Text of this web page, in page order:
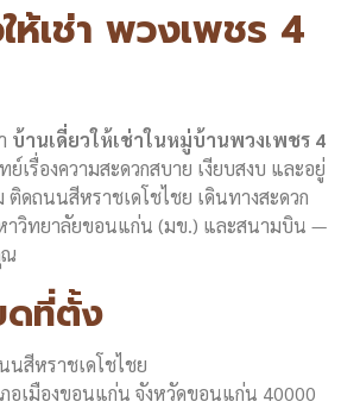
ห้เช่า พวงเพชร 4
บ้านเดี่ยวให้เช่าในหมู่บ้านพวงเพชร 4
เรื่องความสะดวกสบาย เงียบสงบ และอยู่
ติดถนนสีหราชเดโชไชย เดินทางสะดวก
หาวิทยาลัยขอนแก่น (มข.) และสนามบิน —
ณ
ดที่ตั้ง
นสีหราชเดโชไชย
อเมืองขอนแก่น จังหวัดขอนแก่น 40000